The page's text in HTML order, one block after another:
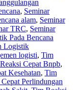
, Seminar
alam, Seminar
TRC, Seminar
Pada Bencana
Logistik
logisti, Tim
Cepat Bnpb,
Kesehatan, Tim
Perlindungan